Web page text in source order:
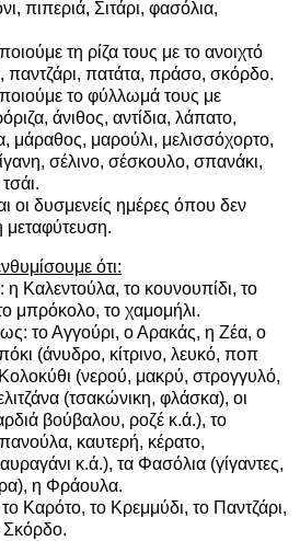
πιπεριά, Σιτάρι, φασόλια,
τη ρίζα τους με το ανοιχτό
παντζάρι, πατάτα, πράσο, σκόρδο.
το φύλλωμά τους με
άνιθος, αντίδια, λάπατο,
μάραθος, μαρούλι, μελισσόχορτο,
σέλινο, σέσκουλο, σπανάκι,
οι δυσμενείς ημέρες όπου δεν
ότι:
Καλεντούλα, το κουνουπίδι, το
μπρόκολο, το χαμομήλι.
το Αγγούρι, ο Αρακάς, η Ζέα, ο
(άνυδρο, κίτρινο, λευκό, ποπ
(νερού, μακρύ, στρογγυλό,
(τσακώνικη, φλάσκα), οι
βούβαλου, ροζέ κ.ά.), το
καυτερή, κέρατο,
κ.ά.), τα Φασόλια (γίγαντες,
η Φράουλα.
Καρότο, το Κρεμμύδι, το Παντζάρι,
Σκόρδο.